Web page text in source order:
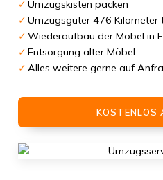
Umzugskisten packen
Umzugsgüter 476 Kilometer
Wiederaufbau der Möbel in
Entsorgung alter Möbel
Alles weitere gerne auf
KOSTENLOS